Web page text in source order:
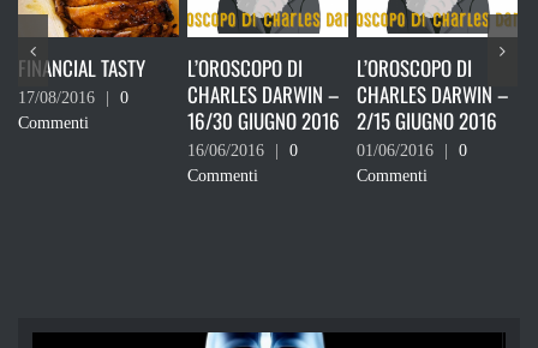
L’OROSCOPO DI
CHARLES DARWIN –
16/30 GIUGNO 2016
L’OROSCOPO DI
CHARLES DARWIN –
2/15 GIUGNO 2016
01/06/2016
Commenti
L’ULTIMO DEI
19/05/2016 |
Commenti